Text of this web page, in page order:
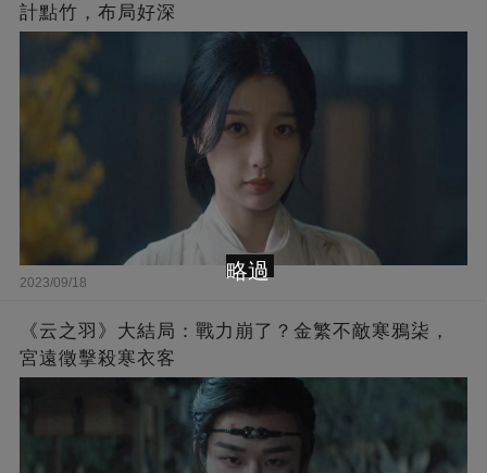
計點竹，布局好深
2023/09/18
《云之羽》大結局：戰力崩了？金繁不敵寒鴉柒，
宮遠徵擊殺寒衣客
略過